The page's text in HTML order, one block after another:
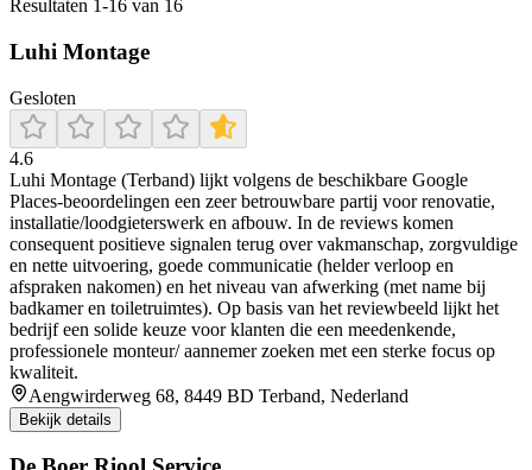
Resultaten 1-16 van 16
Luhi Montage
Gesloten
4.6
Luhi Montage (Terband) lijkt volgens de beschikbare Google
Places-beoordelingen een zeer betrouwbare partij voor renovatie,
installatie/loodgieterswerk en afbouw. In de reviews komen
consequent positieve signalen terug over vakmanschap, zorgvuldige
en nette uitvoering, goede communicatie (helder verloop en
afspraken nakomen) en het niveau van afwerking (met name bij
badkamer en toiletruimtes). Op basis van het reviewbeeld lijkt het
bedrijf een solide keuze voor klanten die een meedenkende,
professionele monteur/ aannemer zoeken met een sterke focus op
kwaliteit.
Aengwirderweg 68, 8449 BD Terband, Nederland
Bekijk details